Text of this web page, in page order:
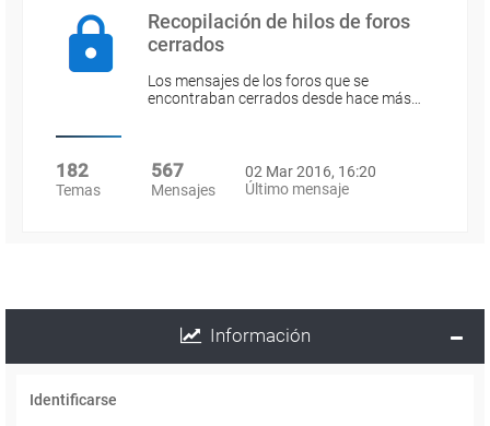
Recopilación de hilos de foros
cerrados
Los mensajes de los foros que se
encontraban cerrados desde hace más…
182
Temas
567
Mensajes
02 Mar 2016, 16:20
Último mensaje
Información
Identificarse